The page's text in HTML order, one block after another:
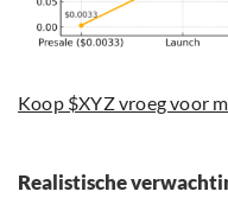
Koop $XYZ vroeg voor
Realistische